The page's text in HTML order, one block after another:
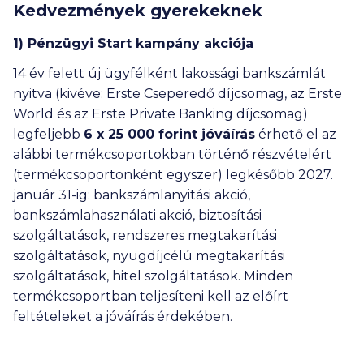
Kedvezmények gyerekeknek
1) Pénzügyi Start kampány akciója
14 év felett új ügyfélként lakossági bankszámlát
nyitva (kivéve: Erste Cseperedő díjcsomag, az Erste
World és az Erste Private Banking díjcsomag)
legfeljebb 6 x 25 000 forint jóváírás érhető el az
alábbi termékcsoportokban történő részvételért
(termékcsoportonként egyszer) legkésőbb 2027.
január 31-ig: bankszámlanyitási akció,
bankszámlahasználati akció, biztosítási
szolgáltatások, rendszeres megtakarítási
szolgáltatások, nyugdíjcélú megtakarítási
szolgáltatások, hitel szolgáltatások. Minden
termékcsoportban teljesíteni kell az előírt
feltételeket a jóváírás érdekében.